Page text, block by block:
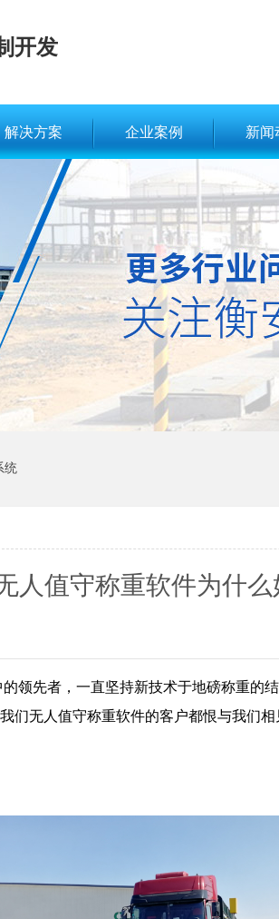
开发
解决方案 企业案例 新闻
统
人值守称重软件为什么
领先者，一直坚持新技术于地磅称重的
们无人值守称重软件的客户都恨与我们